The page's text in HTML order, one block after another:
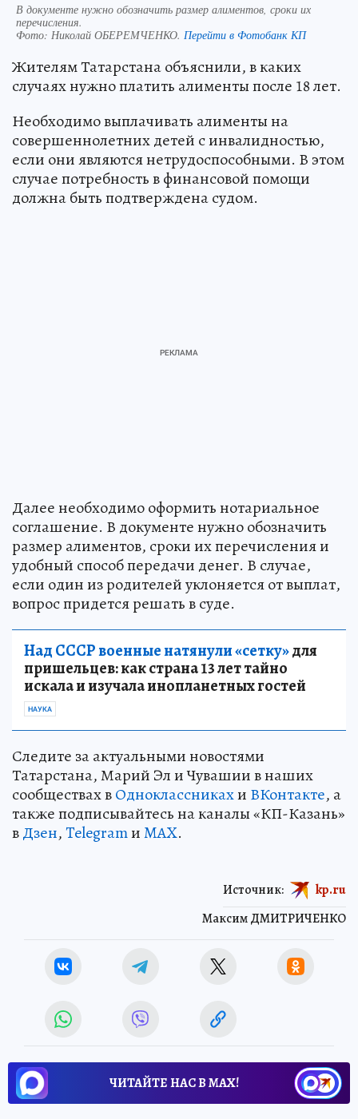
В документе нужно обозначить размер алиментов, сроки их
перечисления.
Фото: Николай ОБЕРЕМЧЕНКО. Перейти в Фотобанк КП
Жителям Татарстана объяснили, в каких
случаях нужно платить алименты после 18 лет.
Необходимо выплачивать алименты на
совершеннолетних детей с инвалидностью,
если они являются нетрудоспособными. В этом
случае потребность в финансовой помощи
должна быть подтверждена судом.
Далее необходимо оформить нотариальное
соглашение. В документе нужно обозначить
размер алиментов, сроки их перечисления и
удобный способ передачи денег. В случае,
если один из родителей уклоняется от выплат,
вопрос придется решать в суде.
Над СССР военные натянули «сетку»для
пришельцев: как страна 13 лет тайно
искала и изучала инопланетных гостей
НАУКА
Следите за актуальными новостями
Татарстана, Марий Эл и Чувашии в наших
сообществах вОдноклассникахи ВКонтакте, а
также подписывайтесь на каналы «КП-Казань»
вДзен,TelegramиMAX.
Максим ДМИТРИЧЕНКО
Источник: kp.ru
ЧИТАЙТЕ НАС В МАХ!